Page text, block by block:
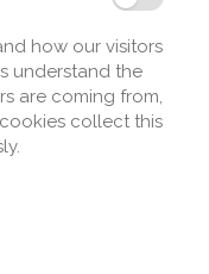
how our visitors
understand the
are coming from,
collect this